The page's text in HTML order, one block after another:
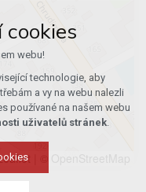
cookies
webu!
technologie, aby
a vy na webu nalezli
používané na našem webu
uživatelů stránek.